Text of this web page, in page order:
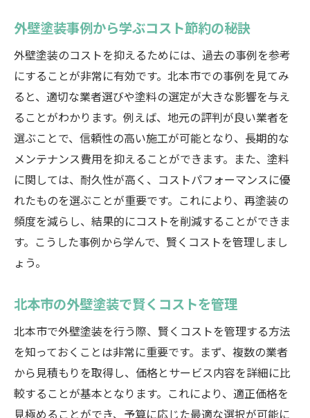
外壁塗装事例から学ぶコスト節約の秘訣
外壁塗装のコストを抑えるためには、過去の事例を参考
にすることが非常に有効です。北本市での事例を見てみ
ると、適切な業者選びや塗料の選定が大きな影響を与え
ることがわかります。例えば、地元の評判が良い業者を
選ぶことで、信頼性の高い施工が可能となり、長期的な
メンテナンス費用を抑えることができます。また、塗料
に関しては、耐久性が高く、コストパフォーマンスに優
れたものを選ぶことが重要です。これにより、再塗装の
頻度を減らし、結果的にコストを削減することができま
す。こうした事例から学んで、賢くコストを管理しまし
ょう。
北本市の外壁塗装で賢くコストを管理
北本市で外壁塗装を行う際、賢くコストを管理する方法
を知っておくことは非常に重要です。まず、複数の業者
から見積もりを取得し、価格とサービス内容を詳細に比
較することが基本となります。これにより、適正価格を